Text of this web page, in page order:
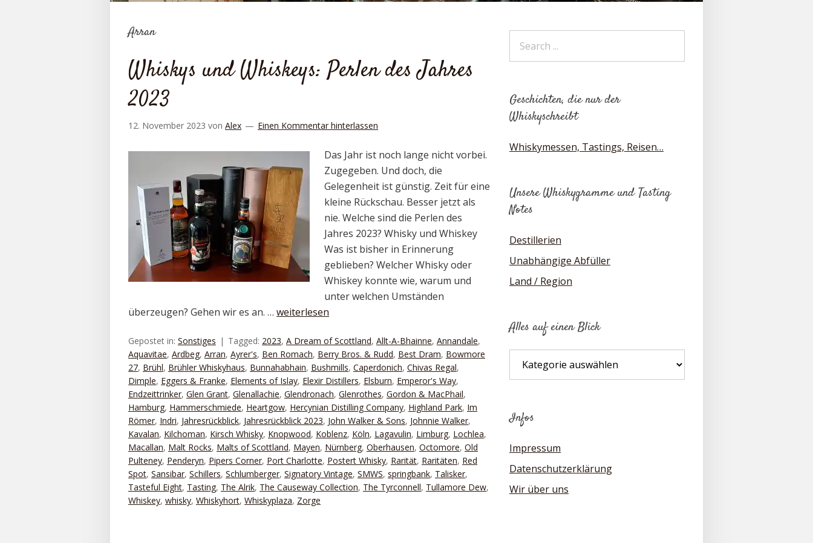
Arran
Whiskys und Whiskeys: Perlen des Jahres
2023
12. November 2023 von Alex Einen Kommentar hinterlassen
Das Jahr ist noch lange nicht vorbei.
Zugegeben. Und doch, die
Gelegenheit ist günstig. Zeit für eine
kleine Rückschau. Besser jetzt als
nie. Welche sind die Perlen des
Jahres 2023? Whisky und Whiskey
Was ist bisher in Erinnerung
geblieben? Welcher Whisky oder
Whiskey konnte wie, warum und
unter welchen Umständen
überzeugen? Gehen wir es an. … weiterlesen
Gepostet in: Sonstiges Tagged: 2023, A Dream of Scottland, Allt-A-Bhainne, Annandale,
Aquavitae, Ardbeg, Arran, Ayrer's, Ben Romach, Berry Bros. & Rudd, Best Dram, Bowmore
27, Brühl, Brühler Whiskyhaus, Bunnahabhain, Bushmills, Caperdonich, Chivas Regal,
Dimple, Eggers & Franke, Elements of Islay, Elexir Distillers, Elsburn, Emperor's Way,
Endzeittrinker, Glen Grant, Glenallachie, Glendronach, Glenrothes, Gordon & MacPhail,
Hamburg, Hammerschmiede, Heartgow, Hercynian Distilling Company, Highland Park, Im
Römer, Indri, Jahresrückblick, Jahresrückblick 2023, John Walker & Sons, Johnnie Walker,
Kavalan, Kilchoman, Kirsch Whisky, Knopwood, Koblenz, Köln, Lagavulin, Limburg, Lochlea,
Macallan, Malt Rocks, Malts of Scottland, Mayen, Nürnberg, Oberhausen, Octomore, Old
Pulteney, Penderyn, Pipers Corner, Port Charlotte, Postert Whisky, Rarität, Raritäten, Red
Spot, Sansibar, Schillers, Schlumberger, Signatory Vintage, SMWS, springbank, Talisker,
Tasteful Eight, Tasting, The Alrik, The Causeway Collection, The Tyrconnell, Tullamore Dew,
Whiskey, whisky, Whiskyhort, Whiskyplaza, Zorge
Geschichten, die nur der
Whiskyschreibt
Whiskymessen, Tastings, Reisen…
Unsere Whiskygramme und Tasting
Notes
Destillerien
Unabhängige Abfüller
Land / Region
Alles auf einen Blick
auf
Infos
Impressum
Datenschutzerklärung
Wir über uns